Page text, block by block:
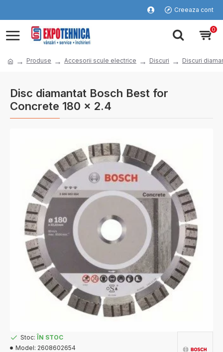
Creeaza cont
0
Produse Accesorii scule electrice Discuri Discuri
Disc diamantat Bosch Best for
Concrete 180 x 2.4
Stoc: ÎN STOC
Model: 2608602654